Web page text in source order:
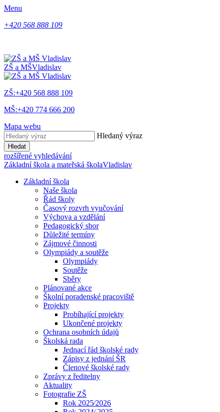
Menu
+420 568 888 109
ZŠ a MŠVladislav
ZŠ:+420 568 888 109
MŠ:+420 774 666 200
Mapa webu
Hledaný výraz
Hledat
rozšířené vyhledávání
Základní škola a mateřská školaVladislav
Základní škola
Naše škola
Řád školy
Časový rozvrh vyučování
Výchova a vzdělání
Pedagogický sbor
Důležité termíny
Zájmové činnosti
Olympiády a soutěže
Olympiády
Soutěže
Sběry
Plánované akce
Školní poradenské pracoviště
Projekty
Probíhající projekty
Ukončené projekty
Ochrana osobních údajů
Školská rada
Jednací řád školské rady
Zápisy z jednání ŠR
Členové školské rady
Zprávy z ředitelny
Aktuality
Fotografie ZŠ
Rok 2025⁄2026